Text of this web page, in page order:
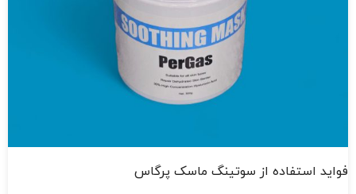
فواید استفاده از سوتینگ ماسک پرگاس